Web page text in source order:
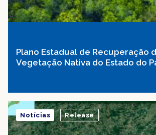
Plano Estadual de Recuperação
Vegetação Nativa do Estado do
Notícias Release